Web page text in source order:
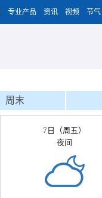
专业产品 资讯 视频 节气
周末
7日（周五）
夜间